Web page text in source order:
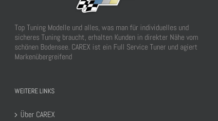
Top Tuning Modelle und alles, was man für individuelles und
sicheres Tuning braucht, erhalten Kunden in direkter Nähe vom
schönen Bodensee. CAREX ist ein Full Service Tuner und agiert
Markenübergreifend
WEITERE LINKS
Über CAREX